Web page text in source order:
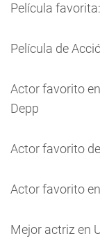
Película
Película de
Actor favorito
Depp
Actor favorito
Actor favorito
Mejor actriz en